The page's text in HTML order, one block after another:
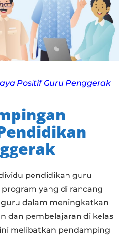
Positif Guru Penggerak
pendidikan guru
yang di rancang
dalam meningkatkan
dan pembelajaran di kelas
melibatkan pendamping